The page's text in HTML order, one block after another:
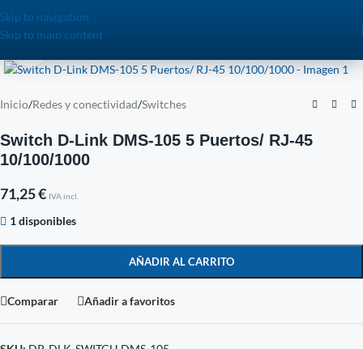
Skip to navigation
Skip to main content
Inicio/Redes y conectividad/Switches
Switch D-Link DMS-105 5 Puertos/ RJ-45
10/100/1000
71,25€ IVA incl.
1 disponibles
AÑADIR AL CARRITO
Comparar Añadir a favoritos